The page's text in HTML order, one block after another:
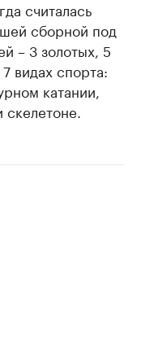
считалась
сборной под
– 3 золотых, 5
видах спорта:
катании,
скелетоне.